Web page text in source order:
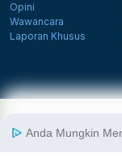
Opini
Wawancara
Laporan Khusus